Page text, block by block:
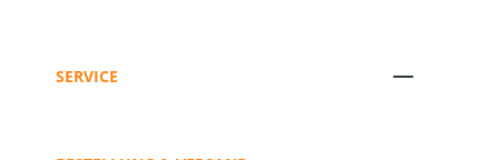
SERVICE